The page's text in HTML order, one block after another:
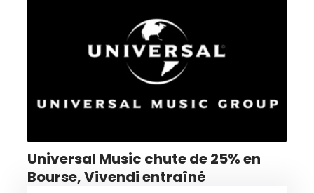
Universal Music chute de 25% en
Bourse, Vivendi entraîné